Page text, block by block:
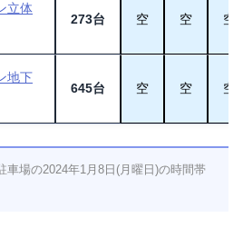
立体
273台 空 空 空
地下
645台 空 空 空
車場の2024年1月8日(月曜日)の時間帯